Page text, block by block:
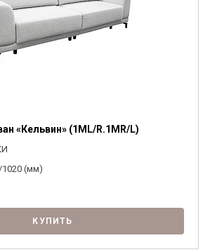
«Кельвин» (1ML/R.1MR/L)
(мм)
КУПИТЬ